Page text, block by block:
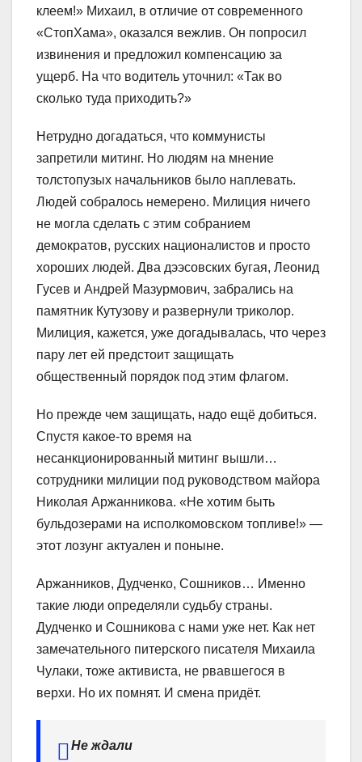
клеем!» Михаил, в отличие от современного
«СтопХама», оказался вежлив. Он попросил
извинения и предложил компенсацию за
ущерб. На что водитель уточнил: «Так во
сколько туда приходить?»
Нетрудно догадаться, что коммунисты
запретили митинг. Но людям на мнение
толстопузых начальников было наплевать.
Людей собралось немерено. Милиция ничего
не могла сделать с этим собранием
демократов, русских националистов и просто
хороших людей. Два дээсовских бугая, Леонид
Гусев и Андрей Мазурмович, забрались на
памятник Кутузову и развернули триколор.
Милиция, кажется, уже догадывалась, что через
пару лет ей предстоит защищать
общественный порядок под этим флагом.
Но прежде чем защищать, надо ещё добиться.
Спустя какое-то время на
несанкционированный митинг вышли…
сотрудники милиции под руководством майора
Николая Аржанникова. «Не хотим быть
бульдозерами на исполкомовском топливе!» —
этот лозунг актуален и поныне.
Аржанников, Дудченко, Сошников… Именно
такие люди определяли судьбу страны.
Дудченко и Сошникова с нами уже нет. Как нет
замечательного питерского писателя Михаила
Чулаки, тоже активиста, не рвавшегося в
верхи. Но их помнят. И смена придёт.
Не ждали